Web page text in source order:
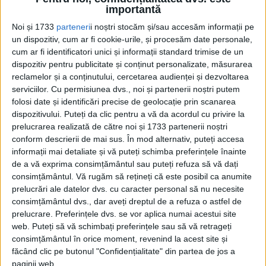
importantă
Noi și 1733 partenerii noștri stocăm și/sau accesăm informații pe
un dispozitiv, cum ar fi cookie-urile, și procesăm date personale,
cum ar fi identificatori unici și informații standard trimise de un
dispozitiv pentru publicitate și conținut personalizate, măsurarea
reclamelor și a conținutului, cercetarea audienței și dezvoltarea
serviciilor. Cu permisiunea dvs., noi și partenerii noștri putem
folosi date și identificări precise de geolocație prin scanarea
dispozitivului. Puteți da clic pentru a vă da acordul cu privire la
prelucrarea realizată de către noi și 1733 partenerii noștri
conform descrierii de mai sus. În mod alternativ, puteți accesa
informații mai detaliate și vă puteți schimba preferințele înainte
de a vă exprima consimțământul sau puteți refuza să vă dați
consimțământul. Vă rugăm să rețineți că este posibil ca anumite
prelucrări ale datelor dvs. cu caracter personal să nu necesite
consimțământul dvs., dar aveți dreptul de a refuza o astfel de
prelucrare. Preferințele dvs. se vor aplica numai acestui site
web. Puteți să vă schimbați preferințele sau să vă retrageți
consimțământul în orice moment, revenind la acest site și
făcând clic pe butonul "Confidențialitate" din partea de jos a
paginii web.
O echipă de arheologi americani, canadieni, sârbi şi greci a
Cea mai mare revistă de istorie din Europa!.
Media KIT
PORTOFOLIU
Capital
Evenimentul Zilei